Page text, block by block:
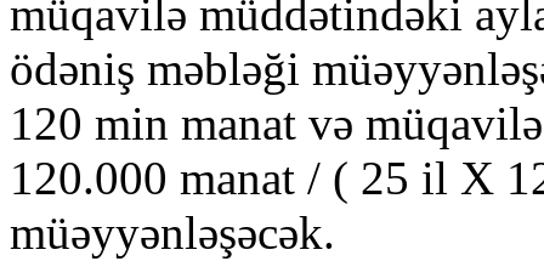
müqavilə müddətindəki
ödəniş məbləği
120 min manat və
120.000 manat / ( 25 il X
müəyyənləşəcək.